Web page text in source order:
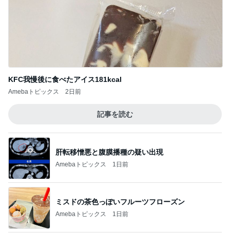
KFC我慢後に食べたアイス181kcal
Amebaトピックス 2日前
記事を読む
肝転移憎悪と腹膜播種の疑い出現
Amebaトピックス 1日前
ミスドの茶色っぽいフルーツフローズン
Amebaトピックス 1日前